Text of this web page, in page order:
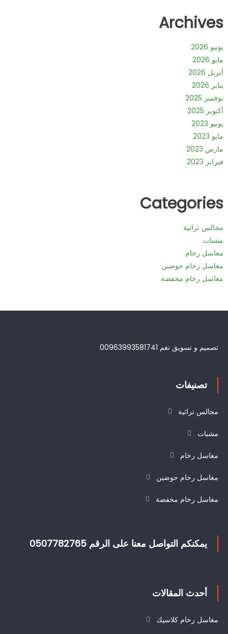
Archives
يونيو 2026
مايو 2026
أبريل 2026
يناير 2026
نوفمبر 2025
أكتوبر 2025
يونيو 2023
مايو 2023
مارس 2023
فبراير 2023
Categories
مجالس تراثية
مشبات
مغاسل رخام
مغاسل رخام حوضين
مغاسل رخام مخفضة
تصميم و تسويق نغم 00963993581741
تصنيفات
مجالس تراثية
مشبات
مغاسل رخام
مغاسل رخام حوضين
مغاسل رخام مخفضة
يمكنكم التواصل معنا على الرقم 0507782765
أحدث المقالات
مغاسل رخام كلاسيك